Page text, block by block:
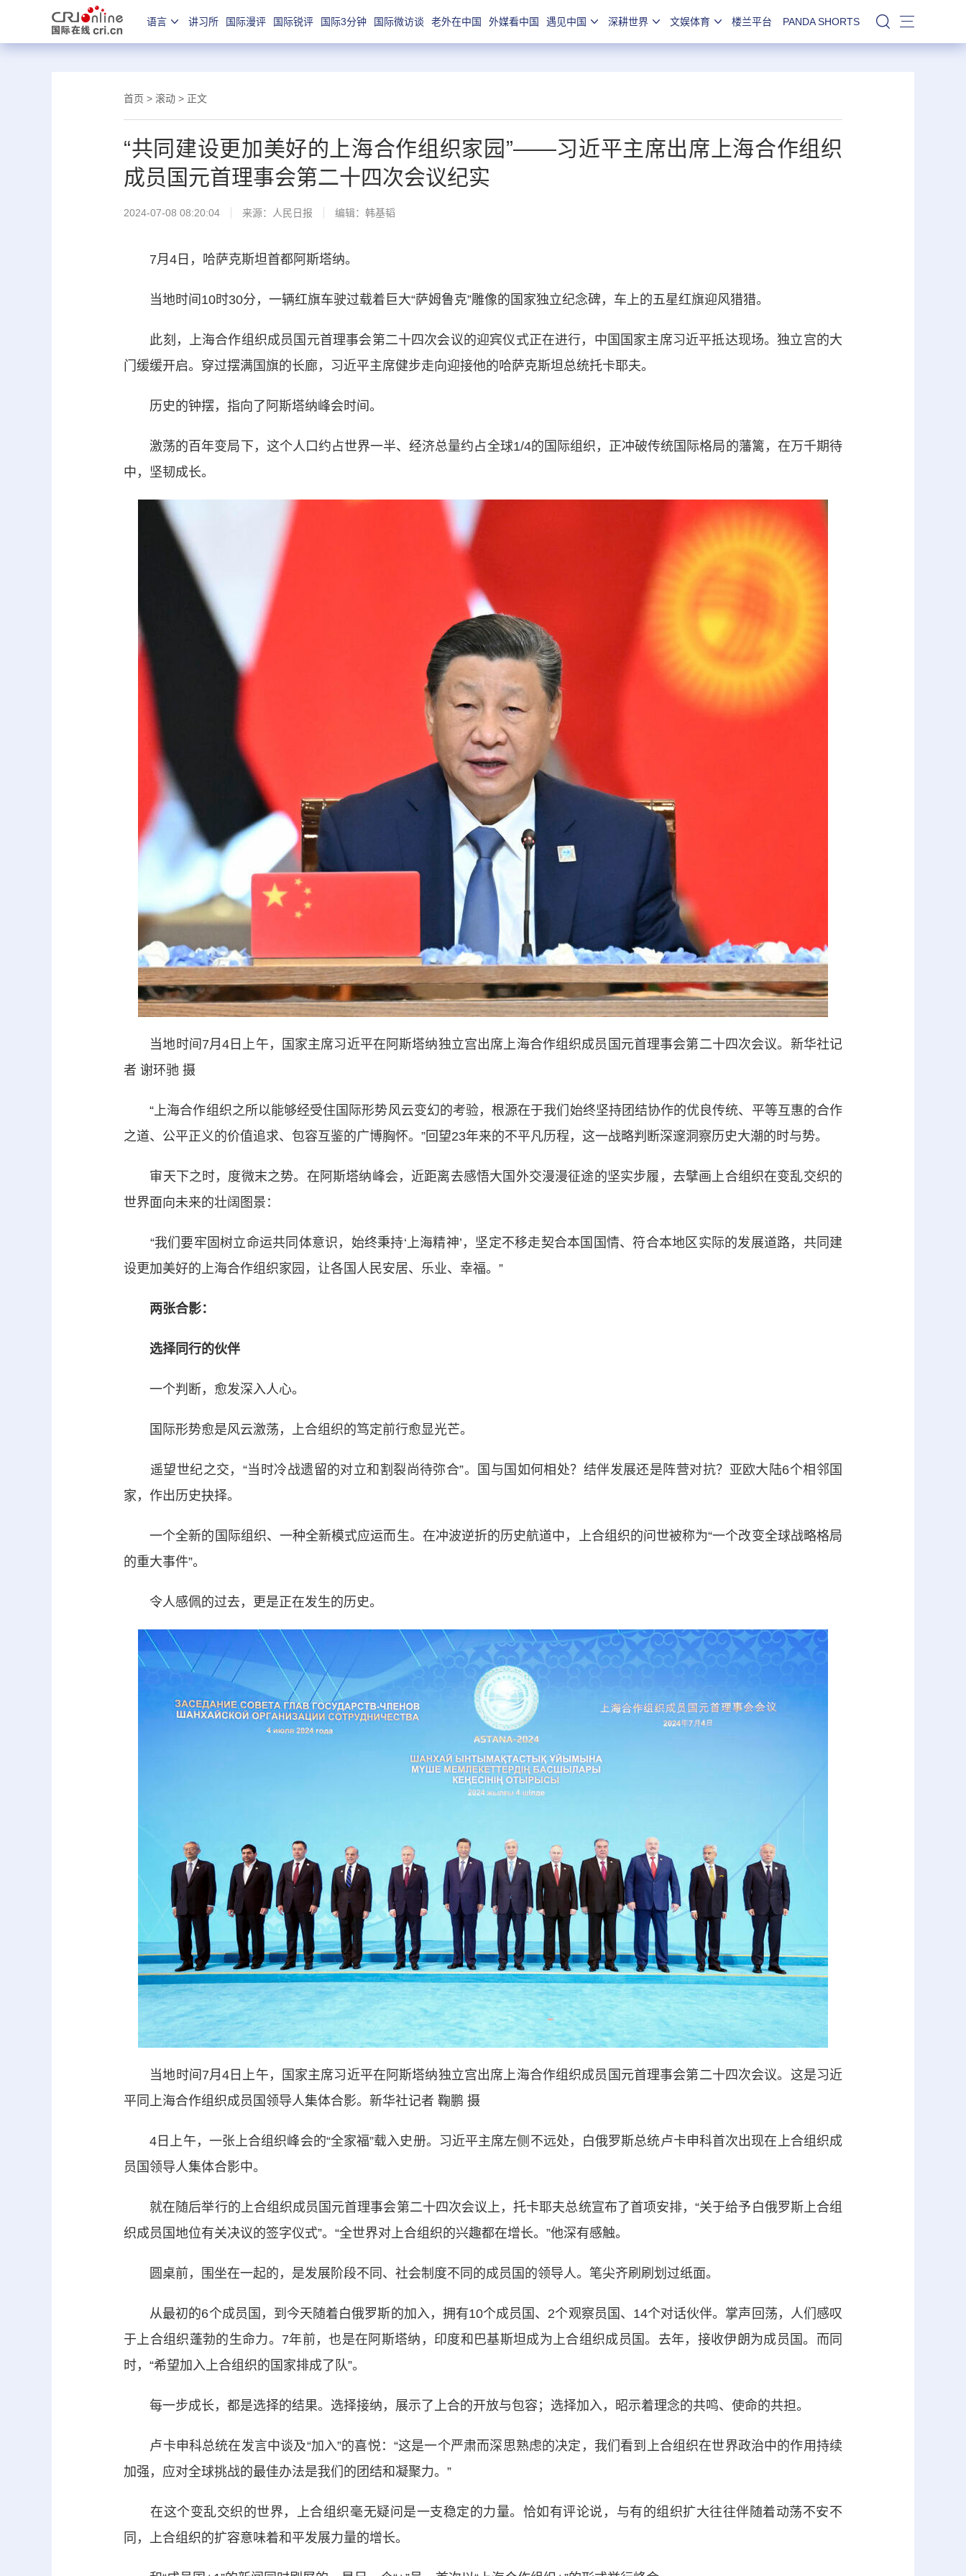
语言 讲习所 国际漫评 国际锐评 国际3分钟 国际微访谈 老外在中国 外媒看中国 遇见中国 深耕世界 文娱体育 楼兰平台 PANDA SHORTS 站内搜索
首页 > 滚动 > 正文
“共同建设更加美好的上海合作组织家园”——习近平主席出席上海合作组织
成员国元首理事会第二十四次会议纪实
2024-07-08 08:20:04 来源： 人民日报 编辑：韩基韬
7月4日，哈萨克斯坦首都阿斯塔纳。
当地时间10时30分，一辆红旗车驶过载着巨大“萨姆鲁克”雕像的国家独立纪念碑，车上的五星红旗迎风猎猎。
此刻，上海合作组织成员国元首理事会第二十四次会议的迎宾仪式正在进行，中国国家主席习近平抵达现场。独立宫的大
门缓缓开启。穿过摆满国旗的长廊，习近平主席健步走向迎接他的哈萨克斯坦总统托卡耶夫。
历史的钟摆，指向了阿斯塔纳峰会时间。
激荡的百年变局下，这个人口约占世界一半、经济总量约占全球1/4的国际组织，正冲破传统国际格局的藩篱，在万千期待
中，坚韧成长。
当地时间7月4日上午，国家主席习近平在阿斯塔纳独立宫出席上海合作组织成员国元首理事会第二十四次会议。新华社记
者 谢环驰 摄
“上海合作组织之所以能够经受住国际形势风云变幻的考验，根源在于我们始终坚持团结协作的优良传统、平等互惠的合作
之道、公平正义的价值追求、包容互鉴的广博胸怀。”回望23年来的不平凡历程，这一战略判断深邃洞察历史大潮的时与势。
审天下之时，度微末之势。在阿斯塔纳峰会，近距离去感悟大国外交漫漫征途的坚实步履，去擘画上合组织在变乱交织的
世界面向未来的壮阔图景：
“我们要牢固树立命运共同体意识，始终秉持‘上海精神’，坚定不移走契合本国国情、符合本地区实际的发展道路，共同建
设更加美好的上海合作组织家园，让各国人民安居、乐业、幸福。”
两张合影：
选择同行的伙伴
一个判断，愈发深入人心。
国际形势愈是风云激荡，上合组织的笃定前行愈显光芒。
遥望世纪之交，“当时冷战遗留的对立和割裂尚待弥合”。国与国如何相处？结伴发展还是阵营对抗？亚欧大陆6个相邻国
家，作出历史抉择。
一个全新的国际组织、一种全新模式应运而生。在冲波逆折的历史航道中，上合组织的问世被称为“一个改变全球战略格局
的重大事件”。
令人感佩的过去，更是正在发生的历史。
当地时间7月4日上午，国家主席习近平在阿斯塔纳独立宫出席上海合作组织成员国元首理事会第二十四次会议。这是习近
平同上海合作组织成员国领导人集体合影。新华社记者 鞠鹏 摄
4日上午，一张上合组织峰会的“全家福”载入史册。习近平主席左侧不远处，白俄罗斯总统卢卡申科首次出现在上合组织成
员国领导人集体合影中。
就在随后举行的上合组织成员国元首理事会第二十四次会议上，托卡耶夫总统宣布了首项安排，“关于给予白俄罗斯上合组
织成员国地位有关决议的签字仪式”。“全世界对上合组织的兴趣都在增长。”他深有感触。
圆桌前，围坐在一起的，是发展阶段不同、社会制度不同的成员国的领导人。笔尖齐刷刷划过纸面。
从最初的6个成员国，到今天随着白俄罗斯的加入，拥有10个成员国、2个观察员国、14个对话伙伴。掌声回荡，人们感叹
于上合组织蓬勃的生命力。7年前，也是在阿斯塔纳，印度和巴基斯坦成为上合组织成员国。去年，接收伊朗为成员国。而同
时，“希望加入上合组织的国家排成了队”。
每一步成长，都是选择的结果。选择接纳，展示了上合的开放与包容；选择加入，昭示着理念的共鸣、使命的共担。
卢卡申科总统在发言中谈及“加入”的喜悦：“这是一个严肃而深思熟虑的决定，我们看到上合组织在世界政治中的作用持续
加强，应对全球挑战的最佳办法是我们的团结和凝聚力。”
在这个变乱交织的世界，上合组织毫无疑问是一支稳定的力量。恰如有评论说，与有的组织扩大往往伴随着动荡不安不
同，上合组织的扩容意味着和平发展力量的增长。